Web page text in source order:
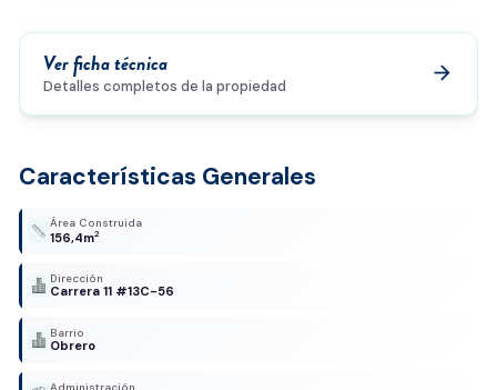
Ver ficha técnica
Detalles completos de la propiedad
arrow_forward
Características Generales
Área Construida
156,4m2
Dirección
Carrera 11 #13C-56
Barrio
Obrero